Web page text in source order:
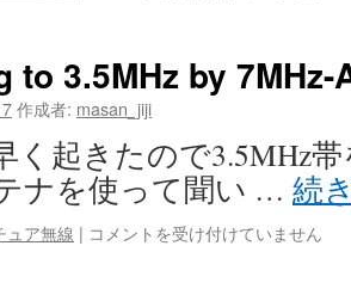
to 3.5MHz by 7MHz-
作成者: masan_jiji
く起きたので3.5MHz
ナを使って聞い … 続
ュア無線 | Listening
コメントを受け付けていません